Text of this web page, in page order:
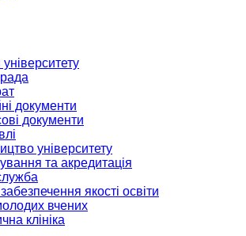
університету
документи
документи
університету
та акредитація
якості освіти
вчених
клініка